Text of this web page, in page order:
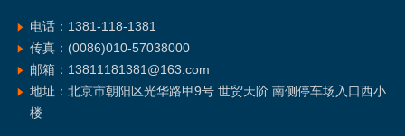
电话：1381-118-1381
传真：(0086)010-57038000
邮箱：13811181381@163.com
地址：北京市朝阳区光华路甲9号 世贸天阶 南侧停车场入口西小
楼